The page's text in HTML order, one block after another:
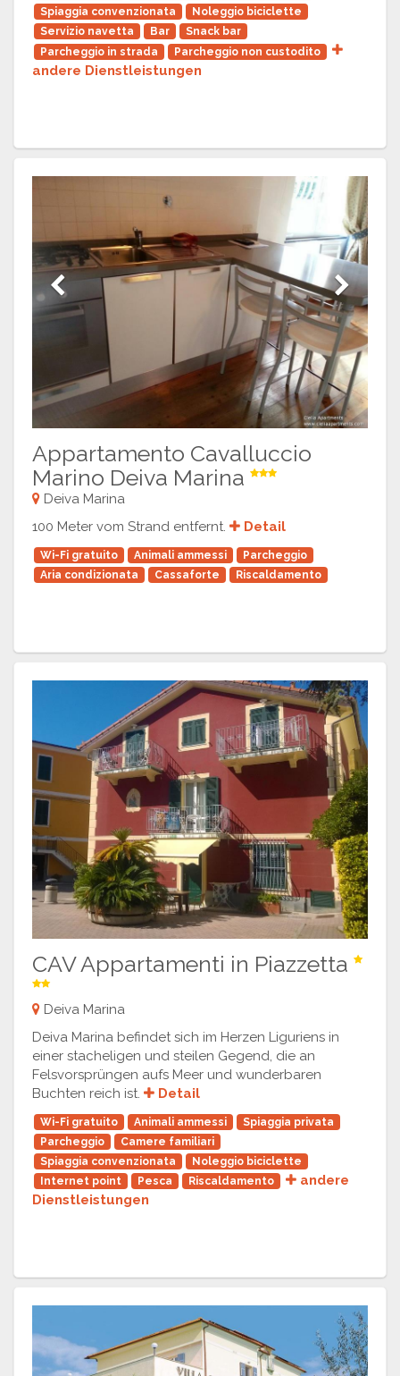
Spiaggia convenzionata
Noleggio biciclette
Servizio navetta
Bar
Snack bar
Parcheggio in strada
Parcheggio non custodito
andere Dienstleistungen
Previous Next
Appartamento Cavalluccio
Marino Deiva Marina
Deiva Marina
100 Meter vom Strand entfernt.
Detail
Wi-Fi gratuito Animali ammessi
Parcheggio
Aria condizionata
Cassaforte Riscaldamento
CAV Appartamenti in Piazzetta
Deiva Marina
Deiva Marina befindet sich im Herzen Liguriens in
einer stacheligen und steilen Gegend, die an
Felsvorsprüngen aufs Meer und wunderbaren
Buchten reich ist.
Detail
Wi-Fi gratuito Animali ammessi
Spiaggia privata
Parcheggio
Camere familiari
Spiaggia convenzionata
Noleggio biciclette
Internet point
Pesca Riscaldamento
andere
Dienstleistungen